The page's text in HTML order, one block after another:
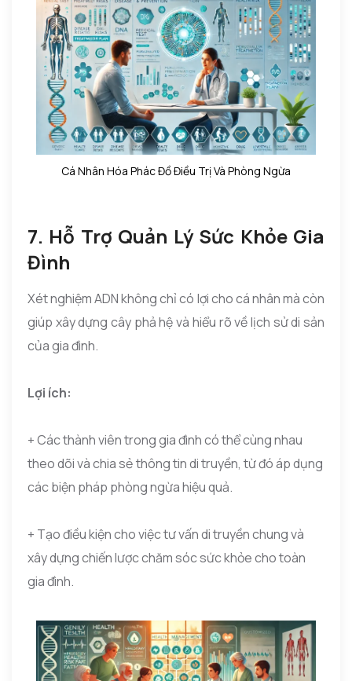
Cá Nhân Hóa Phác Đồ Điều Trị Và Phòng Ngừa
7. Hỗ Trợ Quản Lý Sức Khỏe Gia
Đình
Xét nghiệm ADN không chỉ có lợi cho cá nhân mà còn
giúp xây dựng cây phả hệ và hiểu rõ về lịch sử di sản
của gia đình.
Lợi ích:
+ Các thành viên trong gia đình có thể cùng nhau
theo dõi và chia sẻ thông tin di truyền, từ đó áp dụng
các biện pháp phòng ngừa hiệu quả.
+ Tạo điều kiện cho việc tư vấn di truyền chung và
xây dựng chiến lược chăm sóc sức khỏe cho toàn
gia đình.